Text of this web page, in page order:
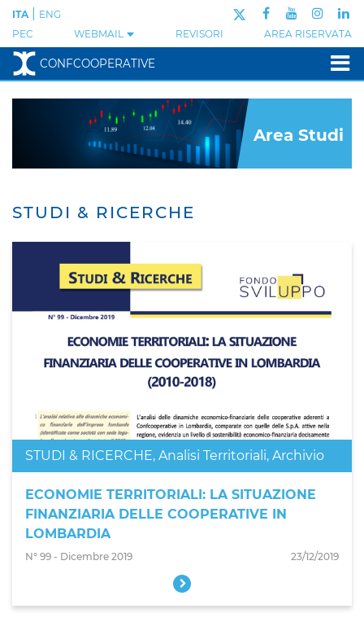
PEC WEBMAIL REVISORI AREA RISERVATA
ITA ENG
CONFCOOPERATIVE
Area Studi
STUDI & RICERCHE
STUDI & RICERCHE, Analisi Territoriali, Archivio
ECONOMIE TERRITORIALI: LA SITUAZIONE
FINANZIARIA DELLE COOPERATIVE IN
LOMBARDIA
N° 99 - Dicembre 2019 23/12/2019